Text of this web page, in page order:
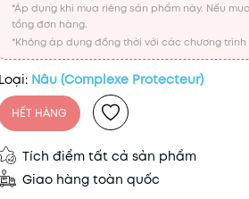
*Áp dụng khi mua riêng sản phẩm này. Nếu
tổng đơn hàng.
*Không áp dụng đồng thời với các chương trình
Loại: Nâu (Complexe Protecteur)
HẾT HÀNG
Tích điểm tất cả sản phẩm
Giao hàng toàn quốc